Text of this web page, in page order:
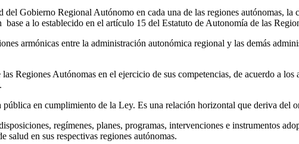
Gobierno Regional Autónomo en cada una de las regiones autónomas,
a lo establecido en el artículo 15 del Estatuto de Autonomía de las
armónicas entre la administración autonómica regional y las demás
Regiones Autónomas en el ejercicio de sus competencias, de acuerdo a
en cumplimiento de la Ley. Es una relación horizontal que deriva del
regímenes, planes, programas, intervenciones e instrumentos
en sus respectivas regiones autónomas.